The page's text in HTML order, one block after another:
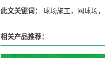
此文关键词： 球场施工 ， 网球场，
相关产品推荐：